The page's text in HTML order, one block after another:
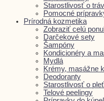
Starostlivosť o
Pomocné
Prírodná kozmetika
Zobraziť celú
Darčekové sety
Šampóny
Kondicionéry a
Mydlá
Krémy, masážne
Deodoranty
Starostlivosť o pleť
Telové peelingy